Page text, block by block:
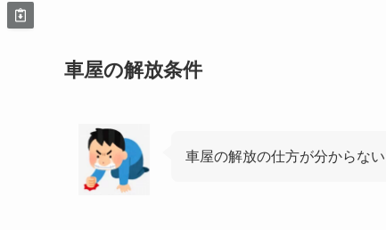
車屋の解放条件
車屋の解放の仕方が分からない